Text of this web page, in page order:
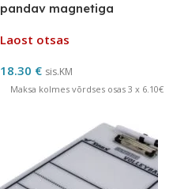
pandav magnetiga
Laost otsas
18.30 € sis.KM
Maksa kolmes võrdses osas 3 x 6.10€